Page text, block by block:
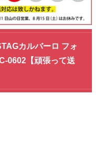
カルバーロ フォ
0602【頑張って送